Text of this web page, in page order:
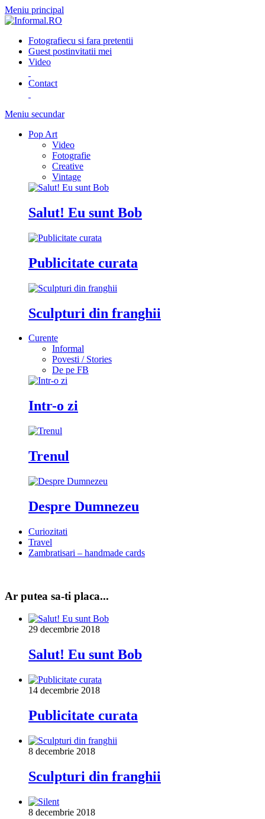
Meniu principal
Fotografiecu si fara pretentii
Guest postinvitatii mei
Video
Contact
Meniu secundar
Pop Art
Video
Fotografie
Creative
Vintage
Salut! Eu sunt Bob
Publicitate curata
Sculpturi din franghii
Curente
Informal
Povesti / Stories
De pe FB
Intr-o zi
Trenul
Despre Dumnezeu
Curiozitati
Travel
Zambratisari – handmade cards
Ar putea sa-ti placa...
29 decembrie 2018
Salut! Eu sunt Bob
14 decembrie 2018
Publicitate curata
8 decembrie 2018
Sculpturi din franghii
8 decembrie 2018